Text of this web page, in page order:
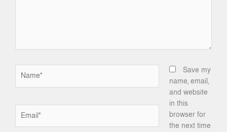
Save my
name, email,
and website
in this
browser for
the next time